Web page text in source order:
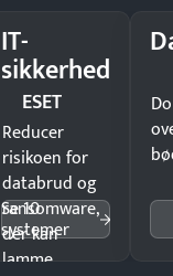
IT-
sikkerhed
ESET
Reducer
risikoen for
databrud og
ransomware,
der kan
lamme
Se 10
systemer